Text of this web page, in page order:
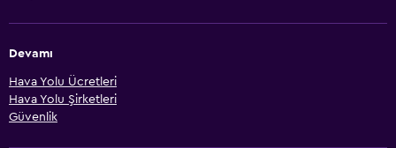
Devamı
Hava Yolu Ücretleri
Hava Yolu Şirketleri
Güvenlik